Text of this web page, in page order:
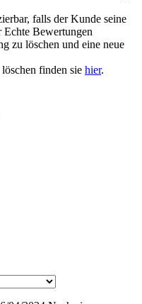
falls der Kunde seine
Bewertungen
zu löschen und eine neue
finden sie hier.